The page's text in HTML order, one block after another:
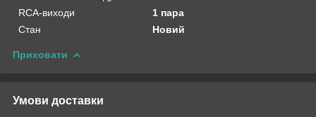
RCA-виходи
1 пара
Стан
Новий
Приховати
Умови доставки